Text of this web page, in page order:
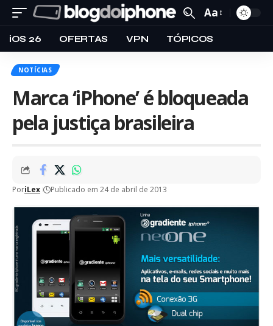
Aa
iOS 26 OFERTAS VPN TÓPICOS
NOTÍCIAS
Marca ‘iPhone’ é bloqueada
pela justiça brasileira
PoriLex Publicado em 24 de abril de 2013